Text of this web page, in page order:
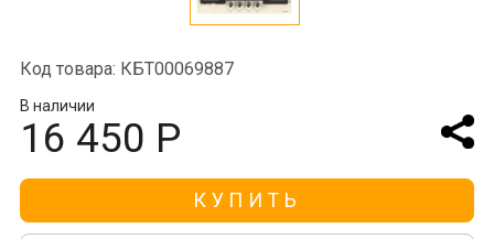
Код товара: КБТ00069887
В наличии
16 450 Р
КУПИТЬ